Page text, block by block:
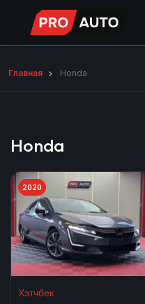
Главная Honda
Honda
2020
Хэтчбек